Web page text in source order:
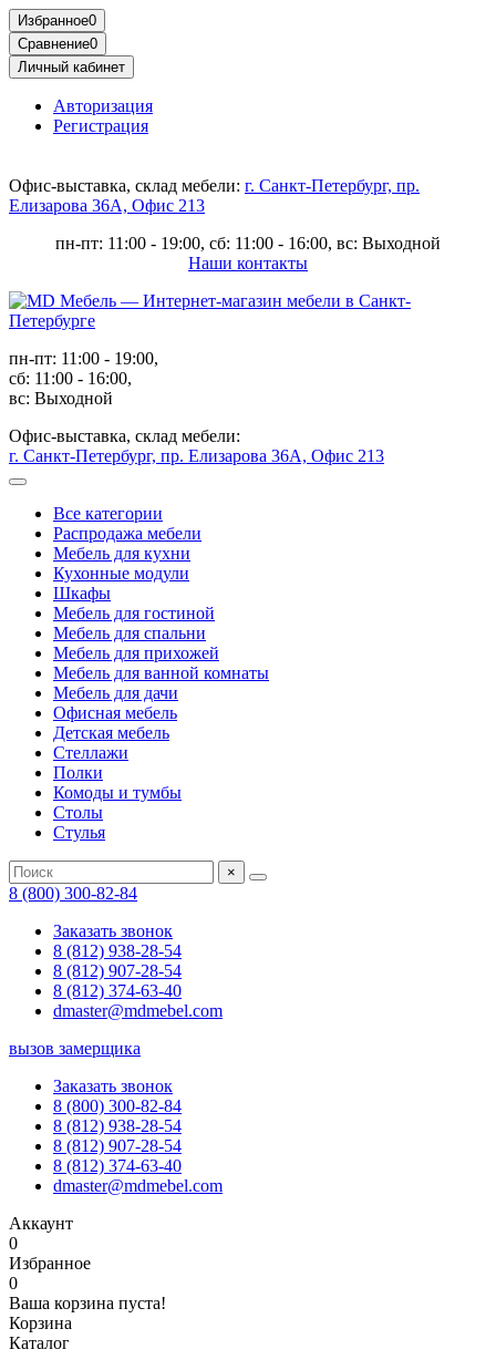
Избранное0
Сравнение0
Личный кабинет
Авторизация
Регистрация
Офис-выставка, склад мебели: г. Санкт-Петербург, пр.
Елизарова 36А, Офис 213
пн-пт: 11:00 - 19:00, сб: 11:00 - 16:00, вс: Выходной
Наши контакты
пн-пт: 11:00 - 19:00,
сб: 11:00 - 16:00,
вс: Выходной
Офис-выставка, склад мебели:
г. Санкт-Петербург, пр. Елизарова 36А, Офис 213
Все категории
Распродажа мебели
Мебель для кухни
Кухонные модули
Шкафы
Мебель для гостиной
Мебель для спальни
Мебель для прихожей
Мебель для ванной комнаты
Мебель для дачи
Офисная мебель
Детская мебель
Стеллажи
Полки
Комоды и тумбы
Столы
Стулья
×
8 (800) 300-82-84
Заказать звонок
8 (812) 938-28-54
8 (812) 907-28-54
8 (812) 374-63-40
dmaster@mdmebel.com
вызов замерщика
Заказать звонок
8 (800) 300-82-84
8 (812) 938-28-54
8 (812) 907-28-54
8 (812) 374-63-40
dmaster@mdmebel.com
Аккаунт
0
Избранное
0
Ваша корзина пуста!
Корзина
Каталог